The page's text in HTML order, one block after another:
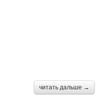
читать дальше →